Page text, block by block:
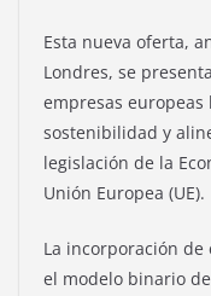
Esta nueva oferta,
Londres, se
empresas
sostenibilidad y
legislación de la
Unión Europea (UE).
La incorporación
el modelo binario